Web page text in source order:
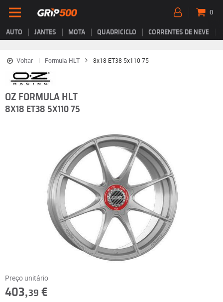
AUTO JANTES MOTA QUADRICICLO CORRENTES DE NEVE
0
Voltar Formula HLT 8x18 ET38 5x110 75
OZ FORMULA HLT
8X18 ET38 5X110 75
Preço unitário
403,39 €